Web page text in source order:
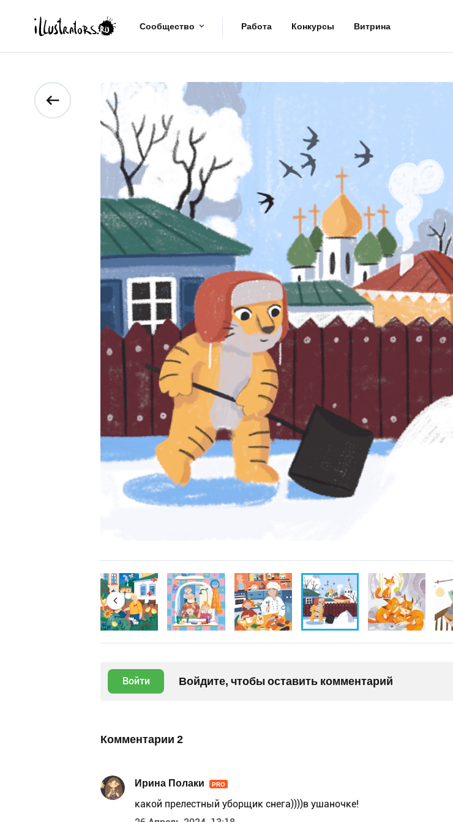
Сообщество Работа Конкурсы Витрина
Войти Войдите, чтобы оставить комментарий
Комментарии 2
Ирина Полаки PRO
какой прелестный уборщик снега))))в ушаночке!